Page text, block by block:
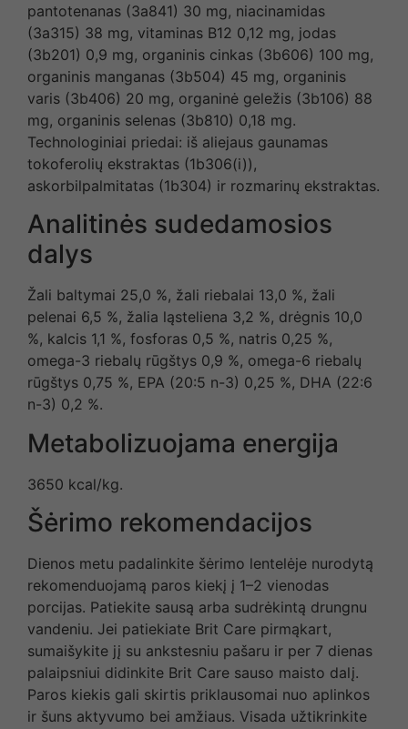
pantotenanas (3a841) 30 mg, niacinamidas
(3a315) 38 mg, vitaminas B12 0,12 mg, jodas
(3b201) 0,9 mg, organinis cinkas (3b606) 100 mg,
organinis manganas (3b504) 45 mg, organinis
varis (3b406) 20 mg, organinė geležis (3b106) 88
mg, organinis selenas (3b810) 0,18 mg.
Technologiniai priedai: iš aliejaus gaunamas
tokoferolių ekstraktas (1b306(i)),
askorbilpalmitatas (1b304) ir rozmarinų ekstraktas.
Analitinės sudedamosios
dalys
Žali baltymai 25,0 %, žali riebalai 13,0 %, žali
pelenai 6,5 %, žalia ląsteliena 3,2 %, drėgnis 10,0
%, kalcis 1,1 %, fosforas 0,5 %, natris 0,25 %,
omega-3 riebalų rūgštys 0,9 %, omega-6 riebalų
rūgštys 0,75 %, EPA (20:5 n-3) 0,25 %, DHA (22:6
n-3) 0,2 %.
Metabolizuojama energija
3650 kcal/kg.
Šėrimo rekomendacijos
Dienos metu padalinkite šėrimo lentelėje nurodytą
rekomenduojamą paros kiekį į 1–2 vienodas
porcijas. Patiekite sausą arba sudrėkintą drungnu
vandeniu. Jei patiekiate Brit Care pirmąkart,
sumaišykite jį su ankstesniu pašaru ir per 7 dienas
palaipsniui didinkite Brit Care sauso maisto dalį.
Paros kiekis gali skirtis priklausomai nuo aplinkos
ir šuns aktyvumo bei amžiaus. Visada užtikrinkite